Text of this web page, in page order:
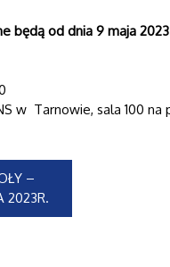
będą od dnia 9 maja
w Tarnowie, sala 100 na
–
2023R.